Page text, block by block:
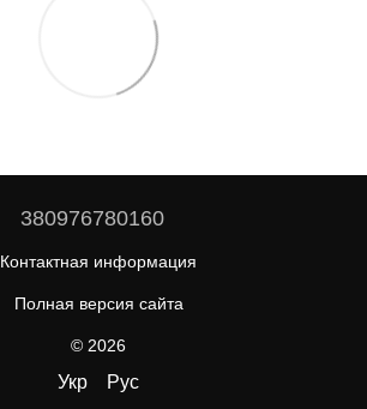
380976780160
Контактная информация
Полная версия сайта
© 2026
Укр Рус